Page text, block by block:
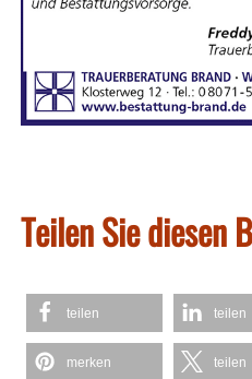
Teilen Sie diesen
teilen teilen
merken teilen